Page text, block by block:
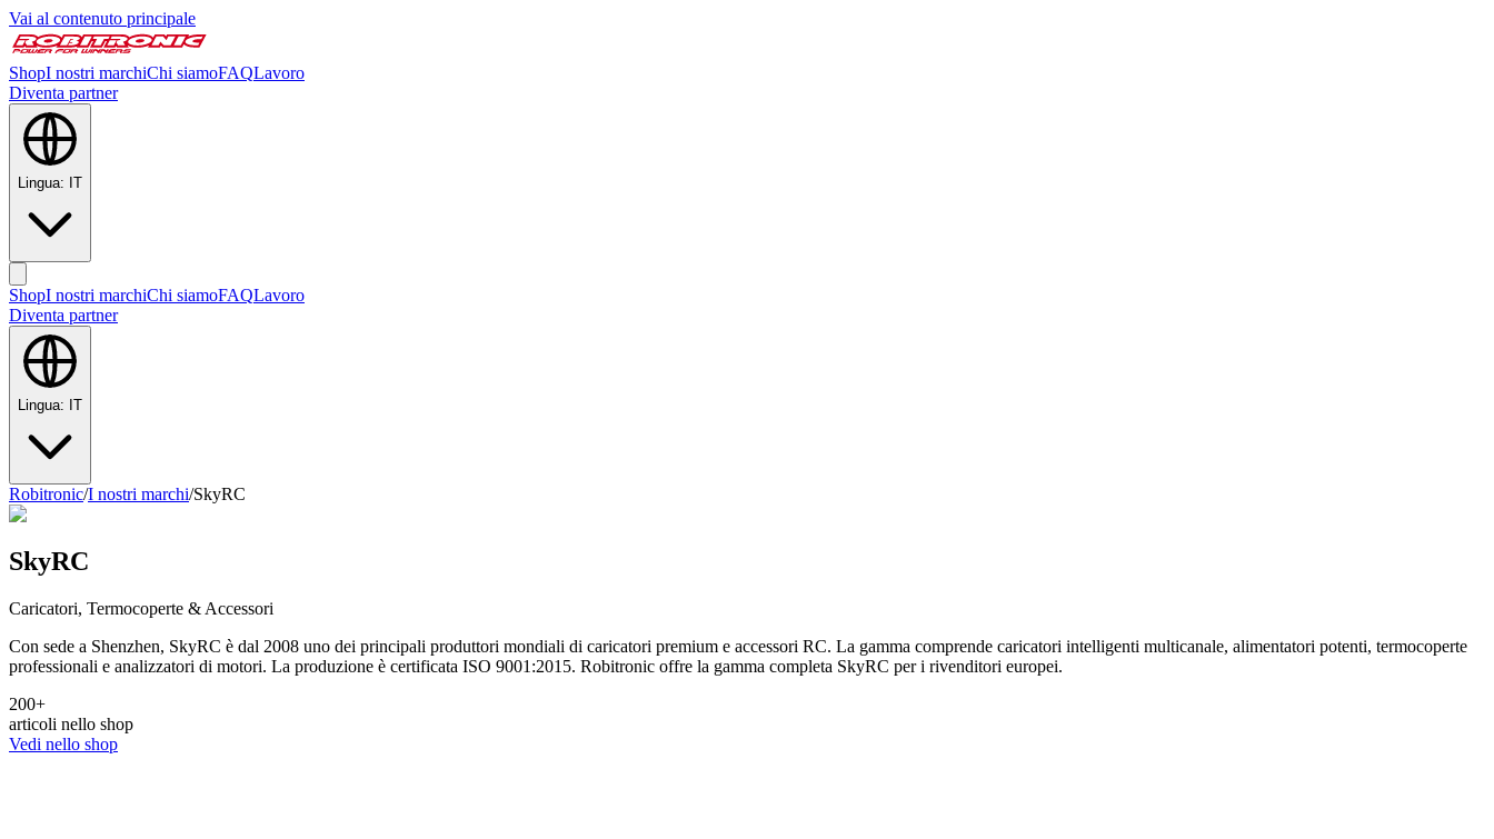
Vai al contenuto principale
ShopI nostri marchiChi siamoFAQLavoro
Diventa partner
Lingua: IT
ShopI nostri marchiChi siamoFAQLavoro
Diventa partner
Lingua: IT
Robitronic/I nostri marchi/SkyRC
SkyRC
Caricatori, Termocoperte & Accessori
Con sede a Shenzhen, SkyRC è dal 2008 uno dei principali produttori mondiali di caricatori premium e accessori RC. La gamma comprende caricatori intelligenti multicanale, alimentatori potenti, termocoperte
professionali e analizzatori di motori. La produzione è certificata ISO 9001:2015. Robitronic offre la gamma completa SkyRC per i rivenditori europei.
200+
articoli nello shop
Vedi nello shop